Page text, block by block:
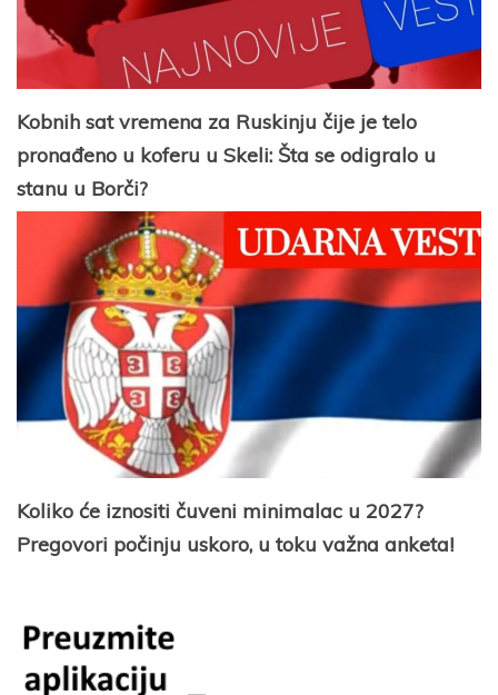
Kobnih sat vremena za Ruskinju čije je telo
pronađeno u koferu u Skeli: Šta se odigralo u
stanu u Borči?
Koliko će iznositi čuveni minimalac u 2027?
Pregovori počinju uskoro, u toku važna anketa!